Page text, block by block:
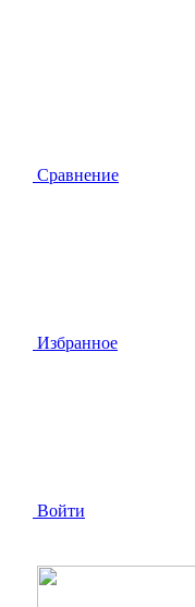
Сравнение
Избранное
Войти